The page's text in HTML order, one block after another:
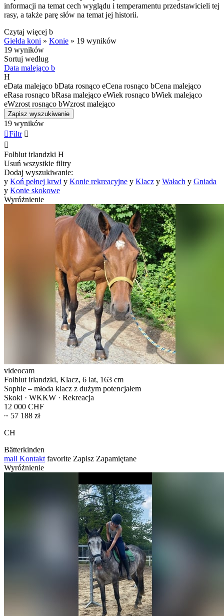
informacji na temat cech wyglądu i temperamentu przedstawicieli tej
rasy, a także parę słów na temat jej historii.
Czytaj więcej b
Giełda koni » Konie » 19 wyników
19 wyników
Sortuj według
Data malejąco b
H
eData malejąco bData rosnąco eCena rosnąco bCena malejąco
eRasa rosnąco bRasa malejąco eWiek rosnąco bWiek malejąco
eWzrost rosnąco bWzrost malejąco
Zapisz wyszukiwanie
19 wyników
Filtr 

Folblut irlandzki H
Usuń wszystkie filtry
Dodaj wyszukiwanie:
y Koń pełnej krwi y Konie rekreacyjne y Klacz y Wałach y Gniada
y Konie skokowe
Wyróżnienie
videocam
Folblut irlandzki, Klacz, 6 lat, 163 cm
Sophie – młoda klacz z dużym potencjałem
Skoki · WKKW · Rekreacja
12 000 CHF
~ 57 188 zł
CH
Bätterkinden
mail Kontakt favorite Zapisz Zapamiętane
Wyróżnienie